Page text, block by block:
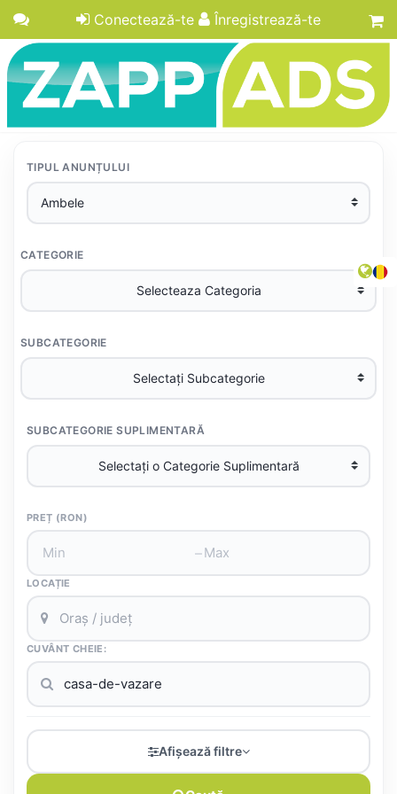
Conectează-te Înregistrează-te
TIPUL ANUNȚULUI
CATEGORIE
SUBCATEGORIE
SUBCATEGORIE SUPLIMENTARĂ
PREȚ (RON)
–
LOCAȚIE
CUVÂNT CHEIE:
Afișează filtre